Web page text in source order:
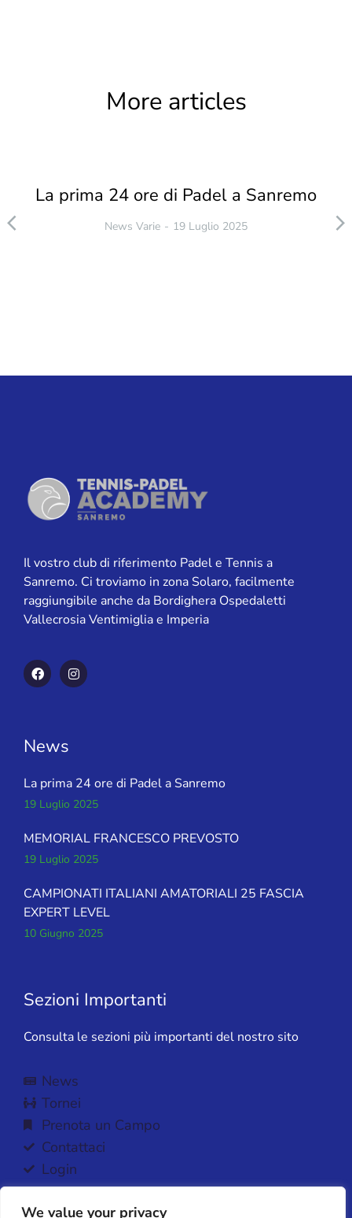
We value your privacy
More articles
La prima 24 ore di Padel a Sanremo
News Varie 19 Luglio 2025
Il vostro club di riferimento Padel e Tennis a
Sanremo. Ci troviamo in zona Solaro, facilmente
raggiungibile anche da Bordighera Ospedaletti
Vallecrosia Ventimiglia e Imperia
News
La prima 24 ore di Padel a Sanremo
19 Luglio 2025
MEMORIAL FRANCESCO PREVOSTO
19 Luglio 2025
CAMPIONATI ITALIANI AMATORIALI 25 FASCIA
EXPERT LEVEL
10 Giugno 2025
Sezioni Importanti
Consulta le sezioni più importanti del nostro sito
News
Tornei
Prenota un Campo
Contattaci
Login